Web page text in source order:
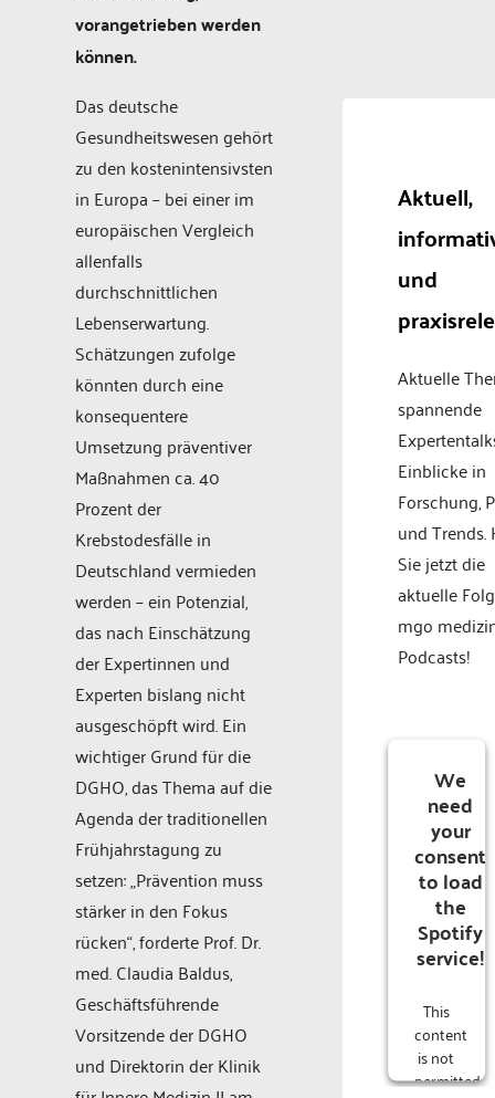
vorangetrieben werden
können.
Das deutsche
Gesundheitswesen gehört
zu den kostenintensivsten
in Europa – bei einer im
europäischen Vergleich
allenfalls
durchschnittlichen
Lebenserwartung.
Schätzungen zufolge
könnten durch eine
konsequentere
Umsetzung präventiver
Maßnahmen ca. 40
Prozent der
Krebstodesfälle in
Deutschland vermieden
werden – ein Potenzial,
das nach Einschätzung
der Expertinnen und
Experten bislang nicht
ausgeschöpft wird. Ein
wichtiger Grund für die
DGHO, das Thema auf die
Agenda der traditionellen
Frühjahrstagung zu
setzen: „Prävention muss
stärker in den Fokus
rücken“, forderte Prof. Dr.
med. Claudia Baldus,
Geschäftsführende
Vorsitzende der DGHO
und Direktorin der Klinik
Aktuell,
und
Aktuelle
spannende
Einblicke in
Forschung,
und Trends.
Sie jetzt die
aktuelle
mgo
Podcasts!
We
need
your
consent
to load
the
Spotify
service!
This
content
is not
permitted